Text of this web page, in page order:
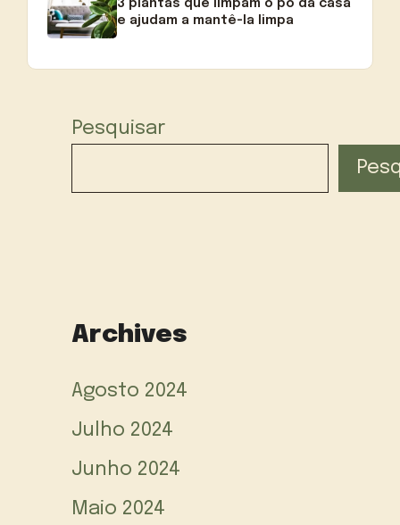
3 plantas que limpam o pó da casa
e ajudam a mantê-la limpa
Pesquisar
Archives
Agosto 2024
Julho 2024
Junho 2024
Maio 2024